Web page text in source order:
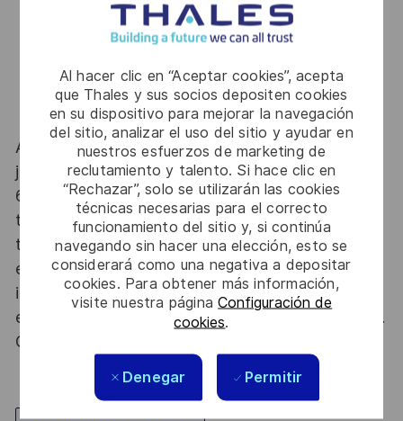
Al hacer clic en “Aceptar cookies”, acepta
que Thales y sus socios depositen cookies
en su dispositivo para mejorar la navegación
del sitio, analizar el uso del sitio y ayudar en
nuestros esfuerzos de marketing de
reclutamiento y talento. Si hace clic en
“Rechazar”, solo se utilizarán las cookies
técnicas necesarias para el correcto
funcionamiento del sitio y, si continúa
navegando sin hacer una elección, esto se
considerará como una negativa a depositar
cookies. Para obtener más información,
visite nuestra páginaConfiguración de
cookies.
Denegar Permitir
przypadku osób zamieszkujących poza Tczewem
zgodnie z polityką firmy, bezpłatny parking dla
pracowników, kantyna, możliwość skorzystania z
Zakładowego Funduszu Świadczeń Socjalnych np.
dodatki letnie, zimowe, karta Multisport, możliwość
dołączenia do firmowych klubów sportowych;
At Thales we provide CAREERS and not only
jobs. With Thales employing 80,000 employees in
68 countries our mobility policy enables
thousands of employees each year to develop
their careers at home and abroad, in their
existing areas of expertise or by branching out
into new fields. Together we believe that
embracing flexibility is a smarter way of working.
Great journeys start here, apply now!